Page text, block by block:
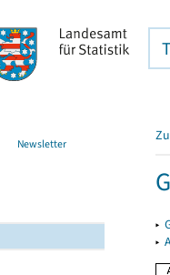
Newsletter
▸
▸